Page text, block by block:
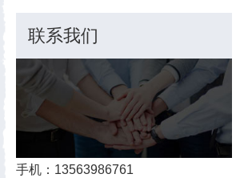
联系我们
手机：13563986761